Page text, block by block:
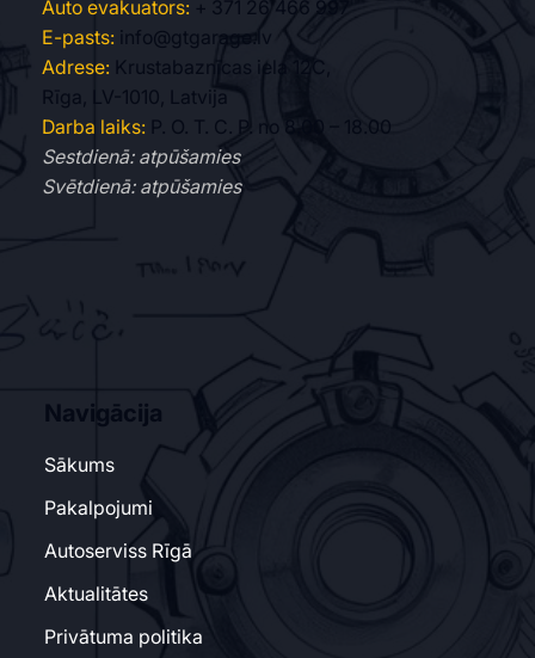
Auto evakuators: + 371 26 466 997
E-pasts: info@gtgarage.lv
Adrese: Krustabaznīcas iela 12C,
Rīga, LV-1010, Latvija
Darba laiks: P. O. T. C. P. no 8.00 – 18.00
Sestdienā: atpūšamies
Svētdienā: atpūšamies
Navigācija
Sākums
Pakalpojumi
Autoserviss Rīgā
Aktualitātes
Privātuma politika